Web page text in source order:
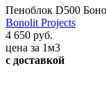
Пеноблок D500
Bonolit Projects
4 650 руб.
цена за 1м3
с доставкой